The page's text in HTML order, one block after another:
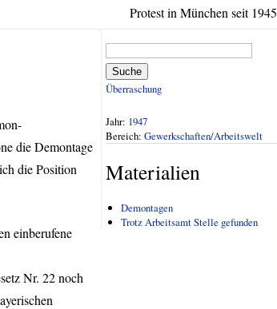
Protest in München seit 1945
die Demontage
die Position
einberufene
Nr. 22 noch
Suche
Überraschung
Jahr: 1947
Bereich: Gewerkschaften/Arbeitswelt
Materialien
Demontagen
Trotz Arbeitsamt Stelle gefunden